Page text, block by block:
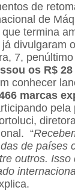
de
de
termina
divulgaram
7,
os R$
conhecer
marcas
pela
“
de países
outros.